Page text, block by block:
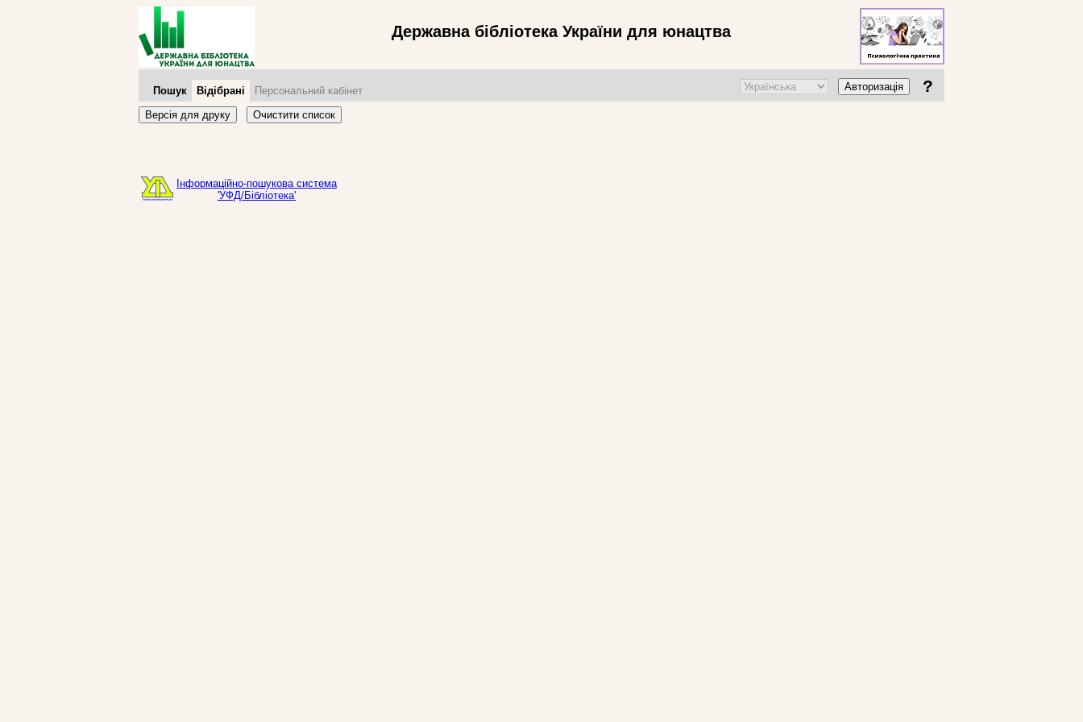
Державна бібліотека України для юнацтва
Пошук Відібрані Персональний кабінет Авторизація ?
Версія для друку Очистити список
Інформаційно-пошукова система
'УФД/Бібліотека'